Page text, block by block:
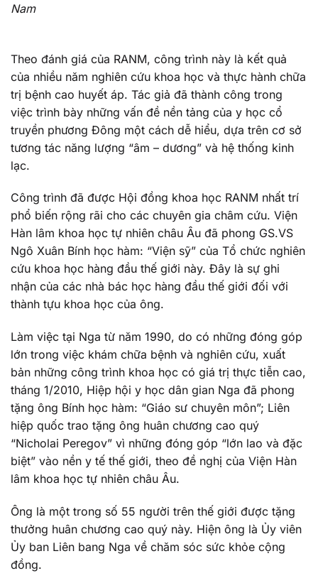
Nam
Theo đánh giá của RANM, công trình này là kết quả
của nhiều năm nghiên cứu khoa học và thực hành chữa
trị bệnh cao huyết áp. Tác giả đã thành công trong
việc trình bày những vấn đề nền tảng của y học cổ
truyền phương Đông một cách dễ hiểu, dựa trên cơ sở
tương tác năng lượng “âm – dương” và hệ thống kinh
lạc.
Công trình đã được Hội đồng khoa học RANM nhất trí
phổ biến rộng rãi cho các chuyên gia châm cứu. Viện
Hàn lâm khoa học tự nhiên châu Âu đã phong GS.VS
Ngô Xuân Bính học hàm: “Viện sỹ” của Tổ chức nghiên
cứu khoa học hàng đầu thế giới này. Đây là sự ghi
nhận của các nhà bác học hàng đầu thế giới đối với
thành tựu khoa học của ông.
Làm việc tại Nga từ năm 1990, do có những đóng góp
lớn trong việc khám chữa bệnh và nghiên cứu, xuất
bản những công trình khoa học có giá trị thực tiễn cao,
tháng 1/2010, Hiệp hội y học dân gian Nga đã phong
tặng ông Bính học hàm: “Giáo sư chuyên môn”; Liên
hiệp quốc trao tặng ông huân chương cao quý
“Nicholai Peregov” vì những đóng góp “lớn lao và đặc
biệt” vào nền y tế thế giới, theo đề nghị của Viện Hàn
lâm khoa học tự nhiên châu Âu.
Ông là một trong số 55 người trên thế giới được tặng
thưởng huân chương cao quý này. Hiện ông là Ủy viên
Ủy ban Liên bang Nga về chăm sóc sức khỏe cộng
đồng.